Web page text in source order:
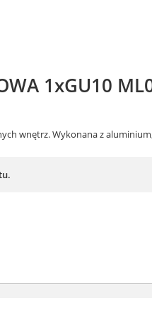
1xGU10
wnętrz. Wykonana z